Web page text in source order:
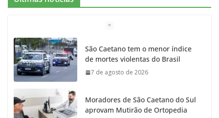
b
o
o
k
a
g
r
a
m
k t
r
u
e
São Caetano tem o menor índice
de mortes violentas do Brasil
7 de agosto de 2026
Moradores de São Caetano do Sul
aprovam Mutirão de Ortopedia